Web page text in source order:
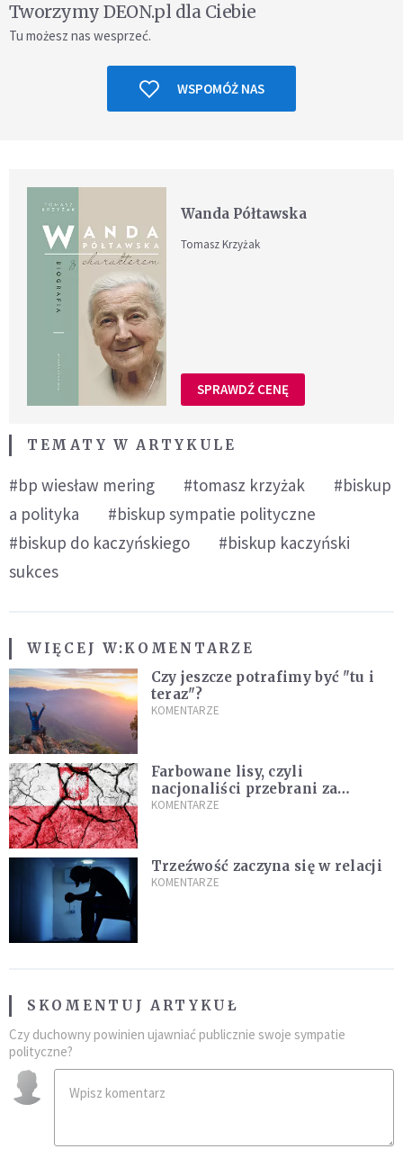
Tworzymy DEON.pl dla Ciebie
Tu możesz nas wesprzeć.
WSPOMÓŻ NAS
Wanda Półtawska
Tomasz Krzyżak
SPRAWDŹ CENĘ
TEMATY W ARTYKULE
#bp wiesław mering #tomasz krzyżak
#biskup
a polityka
#biskup sympatie polityczne
#biskup do kaczyńskiego
#biskup kaczyński
sukces
WIĘCEJ W:KOMENTARZE
Czy jeszcze potrafimy być "tu i
teraz"?
KOMENTARZE
Farbowane lisy, czyli
nacjonaliści przebrani za
chrześcijan
KOMENTARZE
Trzeźwość zaczyna się w relacji
KOMENTARZE
SKOMENTUJ ARTYKUŁ
Czy duchowny powinien ujawniać publicznie swoje sympatie
polityczne?